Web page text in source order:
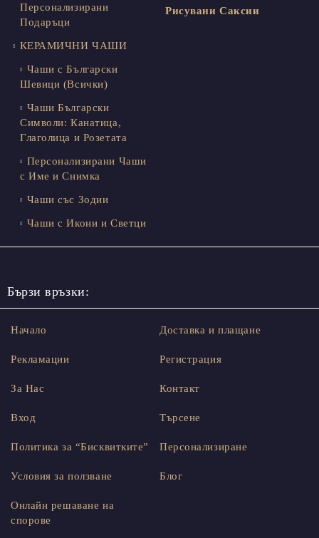
Персонализирани
Подаръци
КЕРАМИЧНИ ЧАШИ
Чаши с Български
Шевици (Всички)
Чаши Български
Символи: Канатица,
Глаголица и Розетата
Персонализирани Чаши
с Име и Снимка
Чаши със Зодии
Чаши с Икони и Светци
Рисувани Саксии
Бързи връзки:
Начало
Рекламации
За Нас
Вход
Доставка и плащане
Регистрация
Контакт
Търсене
Политика за “Бисквитките”
Условия за ползване
Онлайн решаване на
спорове
Персонализиране
Блог